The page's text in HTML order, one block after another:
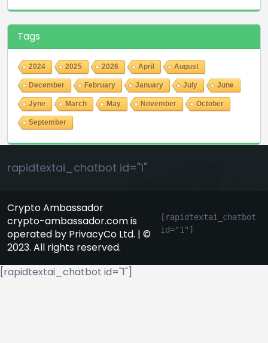
Tags
2024 2025 2026 April August
December February January July June
Jyne March May November October
September
rapidtextai_chatbot id="1"
Crypto Ambassador
crypto-ambassador.com is
operated by PrivacyCo Ltd. | ©
2023. All rights reserved.
[rapidtextai_chatbot
id="1"]
[rapidtextai_chatbot id="1"]